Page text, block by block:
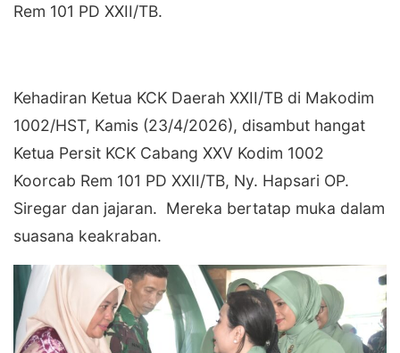
Rem 101 PD XXII/TB.
‎Kehadiran Ketua KCK Daerah XXII/TB di Makodim
1002/HST, Kamis (23/4/2026), disambut hangat
Ketua Persit KCK Cabang XXV Kodim 1002
Koorcab Rem 101 PD XXII/TB, Ny. Hapsari OP.
Siregar dan jajaran. Mereka bertatap muka dalam
suasana keakraban.